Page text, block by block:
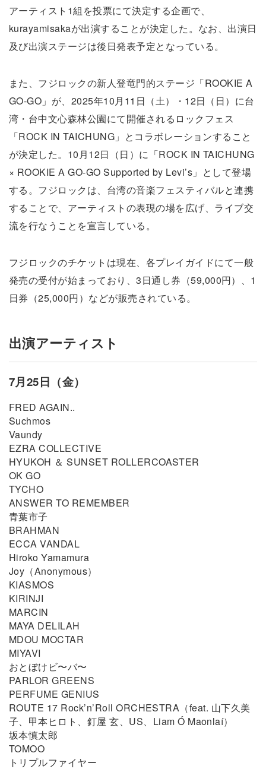
アーティスト1組を投票にて決定する企画で、
kurayamisakaが出演することが決定した。なお、出演日
及び出演ステージは後日発表予定となっている。
また、フジロックの新人登竜門的ステージ「ROOKIE A
GO-GO」が、2025年10月11日（土）・12日（日）に台
湾・台中文心森林公園にて開催されるロックフェス
「ROCK IN TAICHUNG」とコラボレーションすること
が決定した。10月12日（日）に「ROCK IN TAICHUNG
× ROOKIE A GO-GO Supported by Levi’s」として登場
する。フジロックは、台湾の音楽フェスティバルと連携
することで、アーティストの表現の場を広げ、ライブ交
流を行なうことを宣言している。
フジロックのチケットは現在、各プレイガイドにて一般
発売の受付が始まっており、3日通し券（59,000円）、1
日券（25,000円）などが販売されている。
出演アーティスト
7月25日（金）
FRED AGAIN..
Suchmos
Vaundy
EZRA COLLECTIVE
HYUKOH ＆ SUNSET ROLLERCOASTER
OK GO
TYCHO
ANSWER TO REMEMBER
青葉市子
BRAHMAN
ECCA VANDAL
Hiroko Yamamura
Joy（Anonymous）
KIASMOS
KIRINJI
MARCIN
MAYA DELILAH
MDOU MOCTAR
MIYAVI
おとぼけビ〜バ〜
PARLOR GREENS
PERFUME GENIUS
ROUTE 17 Rock’n’Roll ORCHESTRA（feat. 山下久美
子、甲本ヒロト、釘屋 玄、US、Liam Ó Maonlaí）
坂本慎太郎
TOMOO
トリプルファイヤー